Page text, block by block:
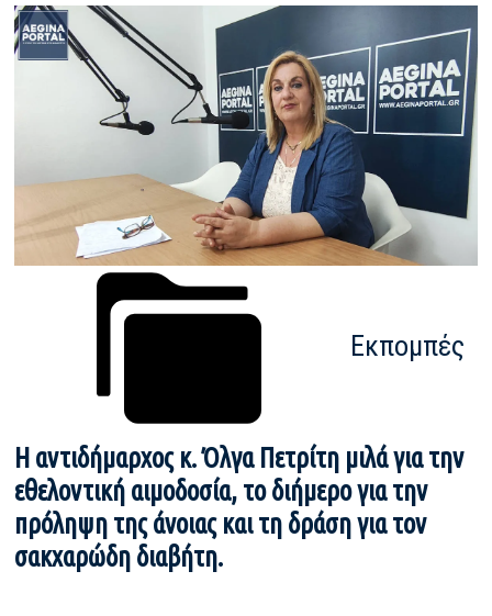
Εκπομπές
Η αντιδήμαρχος κ. Όλγα Πετρίτη μιλά για την
εθελοντική αιμοδοσία, το διήμερο για την
πρόληψη της άνοιας και τη δράση για τον
σακχαρώδη διαβήτη.